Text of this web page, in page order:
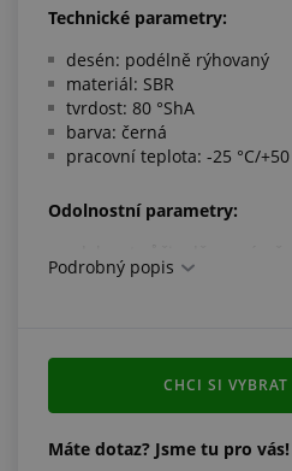
Technické parametry:
desén: podélně rýhovaný
materiál: SBR
tvrdost: 80 °ShA
barva: černá
pracovní teplota: -25 °C/+50
Odolnostní parametry:
odolnost vůči kyselinám:
odolnost vůči benzinu:
Splňuje normy:
Podrobný popis
Máte dotaz? Jsme tu pro vás!
CHCI SI